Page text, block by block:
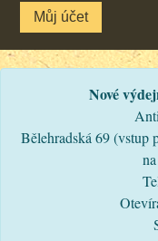
Můj účet
Nové
Bělehradská 69 (vstup